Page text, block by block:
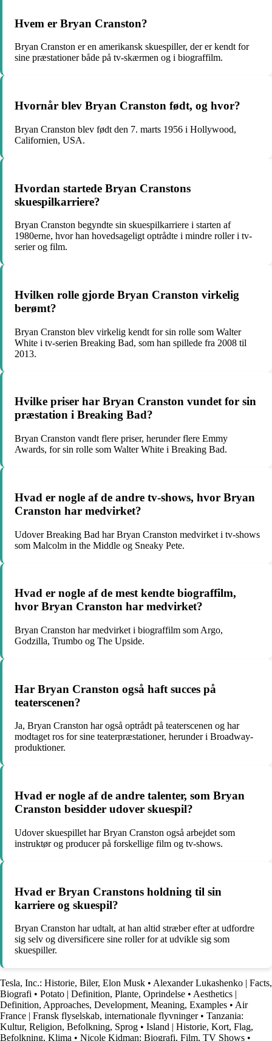
Hvem er Bryan Cranston?
Bryan Cranston er en amerikansk skuespiller, der er kendt for
sine præstationer både på tv-skærmen og i biograffilm.
Hvornår blev Bryan Cranston født, og hvor?
Bryan Cranston blev født den 7. marts 1956 i Hollywood,
Californien, USA.
Hvordan startede Bryan Cranstons
skuespilkarriere?
Bryan Cranston begyndte sin skuespilkarriere i starten af
1980erne, hvor han hovedsageligt optrådte i mindre roller i tv-
serier og film.
Hvilken rolle gjorde Bryan Cranston virkelig
berømt?
Bryan Cranston blev virkelig kendt for sin rolle som Walter
White i tv-serien Breaking Bad, som han spillede fra 2008 til
2013.
Hvilke priser har Bryan Cranston vundet for sin
præstation i Breaking Bad?
Bryan Cranston vandt flere priser, herunder flere Emmy
Awards, for sin rolle som Walter White i Breaking Bad.
Hvad er nogle af de andre tv-shows, hvor Bryan
Cranston har medvirket?
Udover Breaking Bad har Bryan Cranston medvirket i tv-shows
som Malcolm in the Middle og Sneaky Pete.
Hvad er nogle af de mest kendte biograffilm,
hvor Bryan Cranston har medvirket?
Bryan Cranston har medvirket i biograffilm som Argo,
Godzilla, Trumbo og The Upside.
Har Bryan Cranston også haft succes på
teaterscenen?
Ja, Bryan Cranston har også optrådt på teaterscenen og har
modtaget ros for sine teaterpræstationer, herunder i Broadway-
produktioner.
Hvad er nogle af de andre talenter, som Bryan
Cranston besidder udover skuespil?
Udover skuespillet har Bryan Cranston også arbejdet som
instruktør og producer på forskellige film og tv-shows.
Hvad er Bryan Cranstons holdning til sin
karriere og skuespil?
Bryan Cranston har udtalt, at han altid stræber efter at udfordre
sig selv og diversificere sine roller for at udvikle sig som
skuespiller.
Tesla, Inc.: Historie, Biler, Elon Musk • Alexander Lukashenko | Facts,
Biografi • Potato | Definition, Plante, Oprindelse • Aesthetics |
Definition, Approaches, Development, Meaning, Examples • Air
France | Fransk flyselskab, internationale flyvninger• Tanzania:
Kultur, Religion, Befolkning, Sprog • Island | Historie, Kort, Flag,
Befolkning, Klima • Nicole Kidman: Biografi, Film, TV Shows •